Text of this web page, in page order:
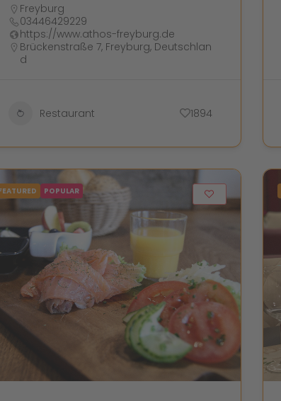
Freyburg
03446429229
https://www.athos-freyburg.de
Brückenstraße 7, Freyburg, Deutschlan
d
Restaurant 1894
POPULAR